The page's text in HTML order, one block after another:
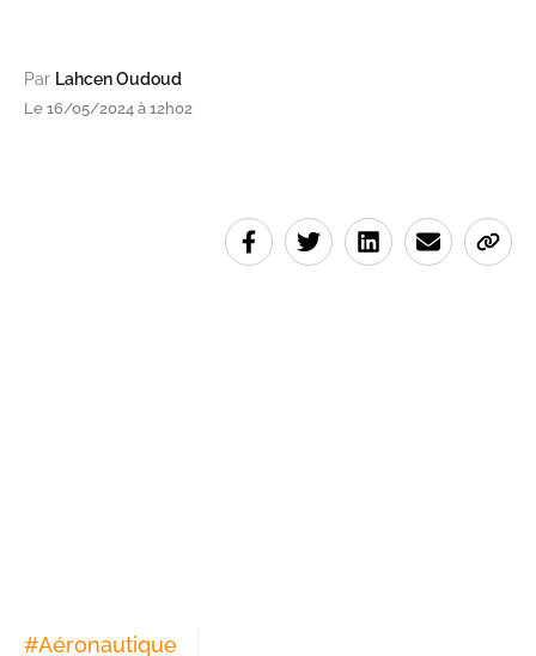
Par Lahcen Oudoud
Le 16/05/2024 à 12h02
#Aéronautique